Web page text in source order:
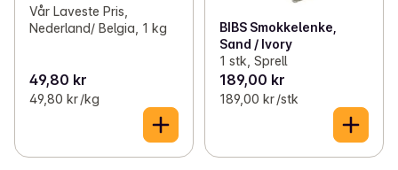
Vår Laveste Pris,
Nederland/ Belgia, 1 kg
49,80 kr
49,80 kr /kg
BIBS Smokkelenke,
Sand / Ivory
1 stk, Sprell
189,00 kr
189,00 kr /stk